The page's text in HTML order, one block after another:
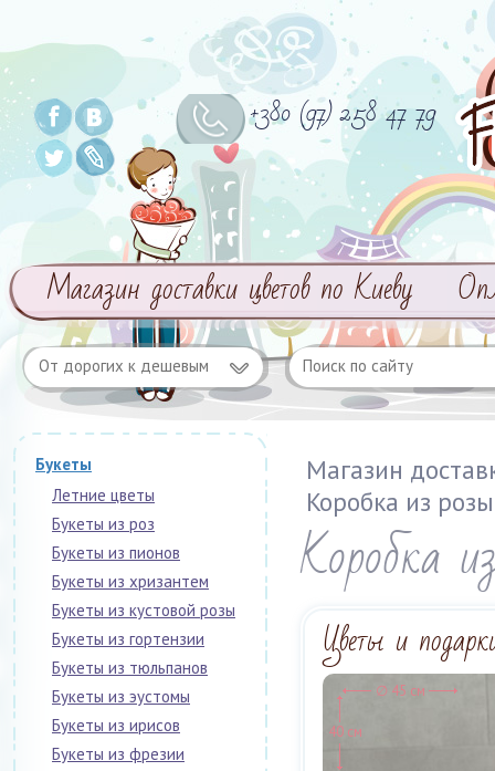
+380 (97) 258 47 79
Магазин доставки цветов по Киеву
От дорогих к дешевым
Букеты
Летние цветы
Букеты из роз
Букеты из пионов
Букеты из хризантем
Букеты из кустовой розы
Букеты из гортензии
Букеты из тюльпанов
Букеты из эустомы
Букеты из ирисов
Букеты из фрезии
Магазин
Коробка из
Коробка
Цветы и
∅ 45 см
40 см